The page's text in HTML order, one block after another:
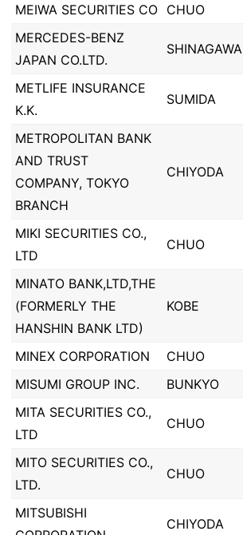
MEIWA SECURITIES CO CHUO
MERCEDES-BENZ
JAPAN CO.LTD.
SHINAGAWA
METLIFE INSURANCE
K.K.
SUMIDA
METROPOLITAN BANK
AND TRUST
COMPANY, TOKYO
BRANCH
CHIYODA
MIKI SECURITIES CO.,
LTD
CHUO
MINATO BANK,LTD,THE
(FORMERLY THE
HANSHIN BANK LTD)
KOBE
MINEX CORPORATION CHUO
MISUMI GROUP INC.
BUNKYO
MITA SECURITIES CO.,
LTD
CHUO
MITO SECURITIES CO.,
LTD.
CHUO
MITSUBISHI
CHIYODA